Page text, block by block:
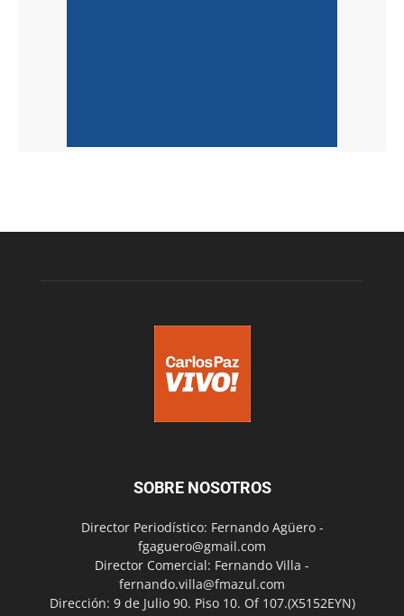
SOBRE NOSOTROS
Director Periodístico: Fernando Agüero -
fgaguero@gmail.com
Director Comercial: Fernando Villa -
fernando.villa@fmazul.com
Dirección: 9 de Julio 90. Piso 10. Of 107.(X5152EYN)